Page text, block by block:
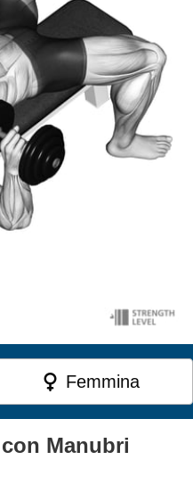
Femmina
Manubri